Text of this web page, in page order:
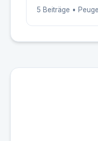
5 Beiträge •